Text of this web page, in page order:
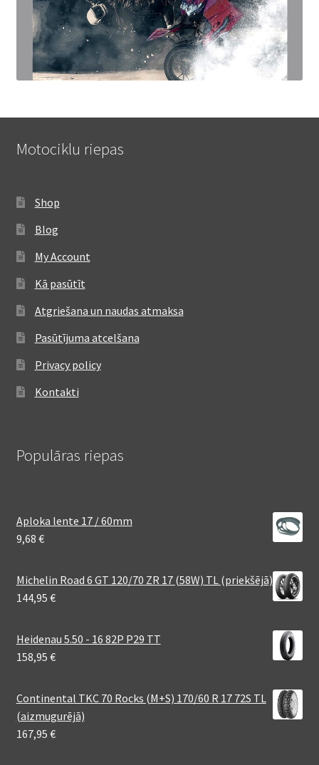
Motociklu riepas
Shop
Blog
My Account
Kā pasūtīt
Atgriešana un naudas atmaksa
Pasūtījuma atcelšana
Privacy policy
Kontakti
Populāras riepas
Aploka lente 17 / 60mm
9,68 €
Michelin Road 6 GT 120/70 ZR 17 (58W) TL (priekšējā)
144,95 €
Heidenau 5.50 - 16 82P P29 TT
158,95 €
Continental TKC 70 Rocks (M+S) 170/60 R 17 72S TL
(aizmugurējā)
167,95 €